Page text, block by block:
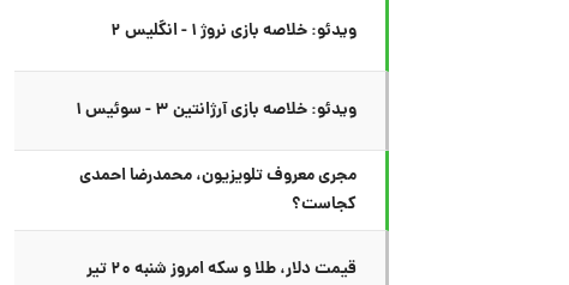
ویدئو: خلاصه بازی نروژ ۱ - انگلیس ۲
ویدئو: خلاصه بازی آرژانتین ۳ - سوئیس ۱
مجری معروف تلویزیون، محمدرضا احمدی
کجاست؟
قیمت دلار، طلا و سکه امروز شنبه ۲۰ تیر